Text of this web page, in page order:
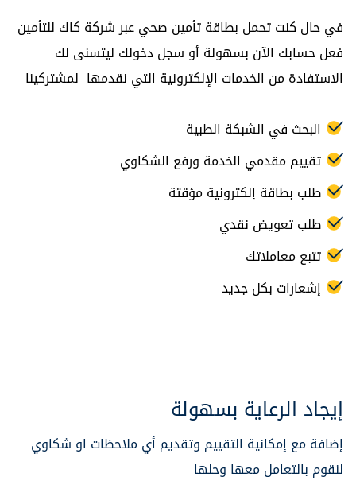
في حال كنت تحمل بطاقة تأمين صحي عبر شركة كاك للتأمين
فعل حسابك الآن بسهولة أو سجل دخولك ليتسنى لك
الاستفادة من الخدمات الإلكترونية التي نقدمها لمشتركينا
البحث في الشبكة الطبية
تقييم مقدمي الخدمة ورفع الشكاوي
طلب بطاقة إلكترونية مؤقتة
طلب تعويض نقدي
تتبع معاملاتك
إشعارات بكل جديد
إيجاد الرعاية بسهولة
إضافة مع إمكانية التقييم وتقديم أي ملاحظات او شكاوي
لنقوم بالتعامل معها وحلها